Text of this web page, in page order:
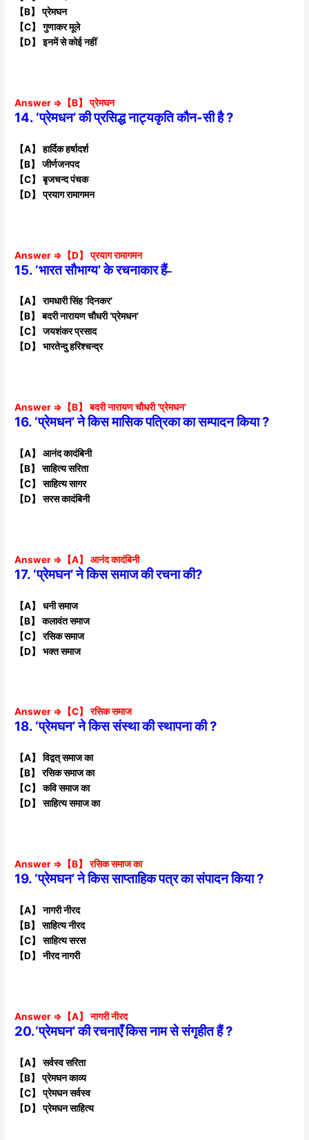
【B】 प्रेमघन
【C】 गुणाकर मूले
【D】 इनमें से कोई नहीं
Answer ⇒【B】 प्रेमघन
14. ‘प्रेमधन’ की प्रसिद्ध नाट्यकृति कौन-सी है ?
【A】 हार्दिक हर्षादर्श
【B】 जीर्णजनपद
【C】 बृजचन्द पंचक
【D】 प्रयाग रामागमन
Answer ⇒【D】 प्रयाग रामागमन
15. ‘भारत सौभाग्य’ के रचनाकार हैं–
【A】 रामधारी सिंह ‘दिनकर’
【B】 बदरी नारायण चौधरी ‘प्रेमधन’
【C】 जयशंकर प्रसाद
【D】 भारतेन्दु हरिश्चन्द्र
Answer ⇒【B】 बदरी नारायण चौधरी ‘प्रेमधन’
16. ‘प्रेमधन’ ने किस मासिक पत्रिका का सम्पादन किया ?
【A】 आनंद कादंबिनी
【B】 साहित्य सरिता
【C】 साहित्य सागर
【D】 सरस कादंबिनी
Answer ⇒【A】 आनंद कादंबिनी
17. ‘प्रेमघन’ ने किस समाज की रचना की?
【A】 धनी समाज
【B】 कलावंत समाज
【C】 रसिक समाज
【D】 भक्त समाज
Answer ⇒【C】 रसिक समाज
18. ‘प्रेमघन’ ने किस संस्था की स्थापना की ?
【A】 विद्वत् समाज का
【B】 रसिक समाज का
【C】 कवि समाज का
【D】 साहित्य समाज का
Answer ⇒【B】 रसिक समाज का
19. ‘प्रेमघन’ ने किस साप्ताहिक पत्र का संपादन किया ?
【A】 नागरी नीरद
【B】 साहित्य नीरद
【C】 साहित्य सरस
【D】 नीरद नागरी
Answer ⇒【A】 नागरी नीरद
20.‘प्रेमघन’ की रचनाएँ किस नाम से संगृहीत हैं ?
【A】 सर्वस्व सरिता
【B】 प्रेमघन काव्य
【C】 प्रेमघन सर्वस्व
【D】 प्रेमघन साहित्य